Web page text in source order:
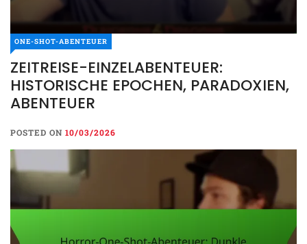
ONE-SHOT-ABENTEUER
ZEITREISE-EINZELABENTEUER:
HISTORISCHE EPOCHEN, PARADOXIEN,
ABENTEUER
POSTED ON 10/03/2026